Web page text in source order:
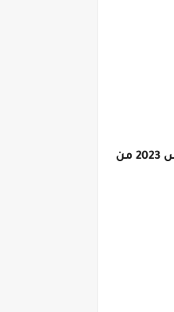
قررت وزارة المالية صرف مرتبات شهر أغسطس 2023 لـ الموظفين في الدولة يوم 24 أغسطس 2023، ويستمر صرف المرتبات حتى يوم 30 أغسطس 2023 من